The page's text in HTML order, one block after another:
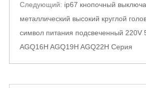
Следующий: ip67 кнопочный
металлический высокий круглой
символ питания подсвеченный 220V
AGQ16H AGQ19H AGQ22H Серия